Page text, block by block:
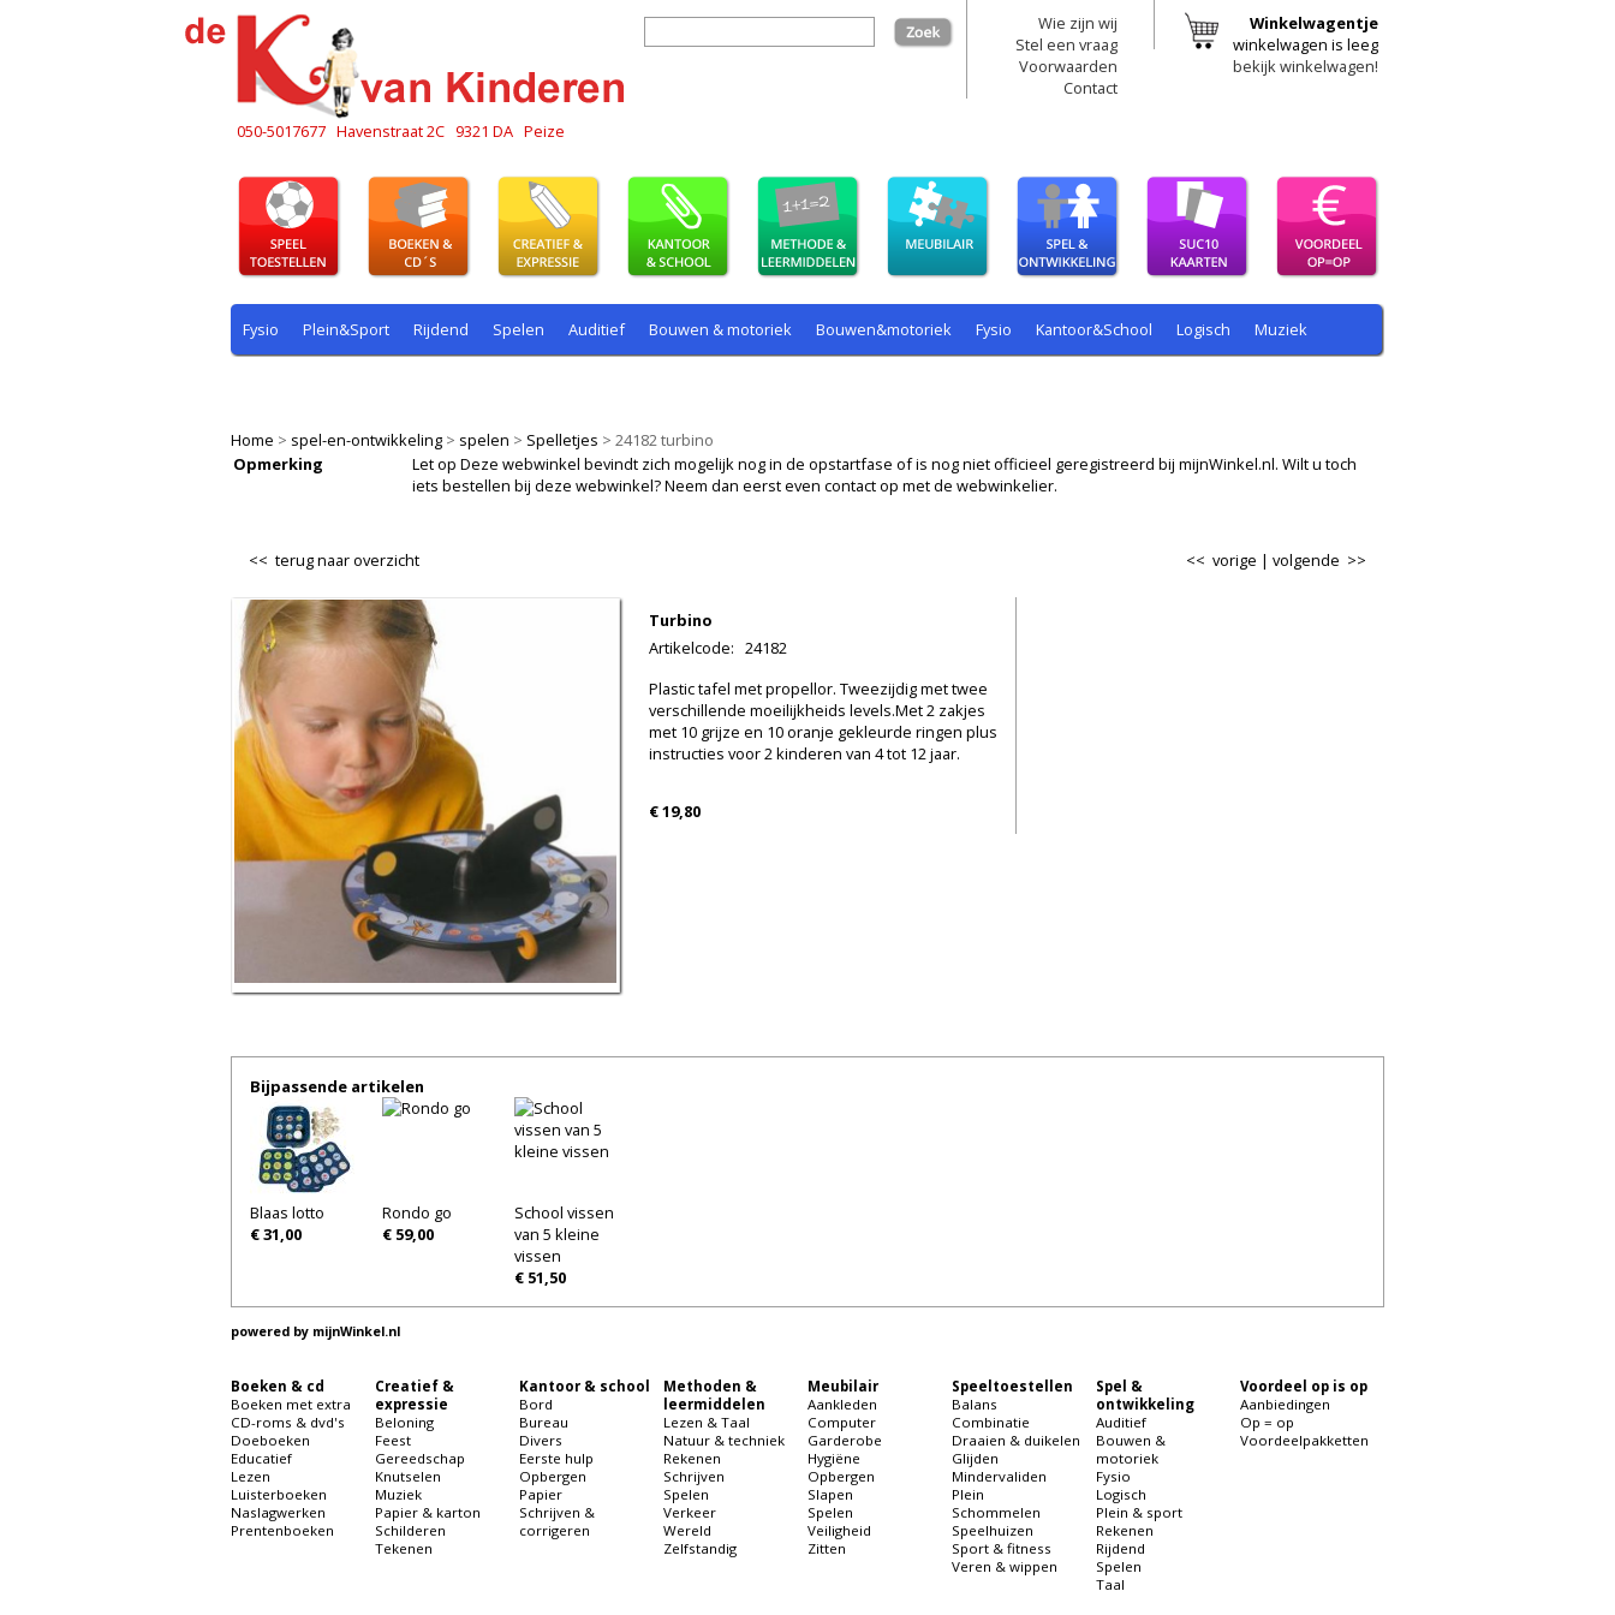
050-5017677 Havenstraat 2C 9321 DA Peize
zoek
Wie zijn wij
Stel een vraag
Voorwaarden
Contact
Winkelwagentje
winkelwagen is leeg
bekijk winkelwagen!
Fysio Plein&Sport Rijdend Spelen Auditief Bouwen & motoriek Bouwen&motoriek Fysio Kantoor&School Logisch Muziek
Home > spel-en-ontwikkeling > spelen > Spelletjes > 24182 turbino
Opmerking
Let op Deze webwinkel bevindt zich mogelijk nog in de opstartfase of is nog niet officieel geregistreerd bij mijnWinkel.nl. Wilt u toch
iets bestellen bij deze webwinkel? Neem dan eerst even contact op met de webwinkelier.
<< terug naar overzicht volgende >>
<< vorige |
Turbino
Artikelcode: 24182
Plastic tafel met propellor. Tweezijdig met twee
verschillende moeilijkheids levels.Met 2 zakjes
met 10 grijze en 10 oranje gekleurde ringen plus
instructies voor 2 kinderen van 4 tot 12 jaar.
€ 19,80
Bijpassende artikelen
Blaas lotto
€ 31,00
Rondo go
€ 59,00
School vissen
van 5 kleine
vissen
€ 51,50
powered by mijnWinkel.nl
Boeken & cd
Boeken met extra
CD-roms & dvd's
Doeboeken
Educatief
Lezen
Luisterboeken
Naslagwerken
Prentenboeken
Creatief &
expressie
Beloning
Feest
Gereedschap
Knutselen
Muziek
Papier & karton
Schilderen
Tekenen
Kantoor & school
Bord
Bureau
Divers
Eerste hulp
Opbergen
Papier
Schrijven &
corrigeren
Methoden &
leermiddelen
Lezen & Taal
Natuur & techniek
Rekenen
Schrijven
Spelen
Verkeer
Wereld
Zelfstandig
Meubilair
Aankleden
Computer
Garderobe
Hygiëne
Opbergen
Slapen
Spelen
Veiligheid
Zitten
Speeltoestellen
Balans
Combinatie
Draaien & duikelen
Glijden
Mindervaliden
Plein
Schommelen
Speelhuizen
Sport & fitness
Veren & wippen
Spel &
ontwikkeling
Auditief
Bouwen &
motoriek
Fysio
Logisch
Plein & sport
Rekenen
Rijdend
Spelen
Taal
Voordeel op is op
Aanbiedingen
Op = op
Voordeelpakketten